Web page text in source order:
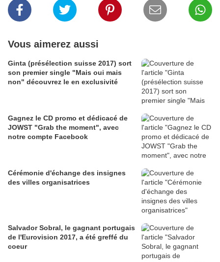
Vous aimerez aussi
Ginta (présélection suisse 2017) sort
son premier single "Mais oui mais
non" découvrez le en exclusivité
Gagnez le CD promo et dédicacé de
JOWST "Grab the moment", avec
notre compte Facebook
Cérémonie d'échange des insignes
des villes organisatrices
Salvador Sobral, le gagnant portugais
de l'Eurovision 2017, a été greffé du
coeur